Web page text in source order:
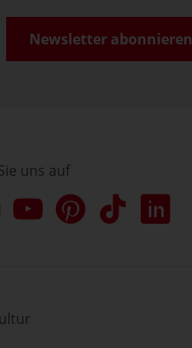
Newsletter abonnieren
uns auf